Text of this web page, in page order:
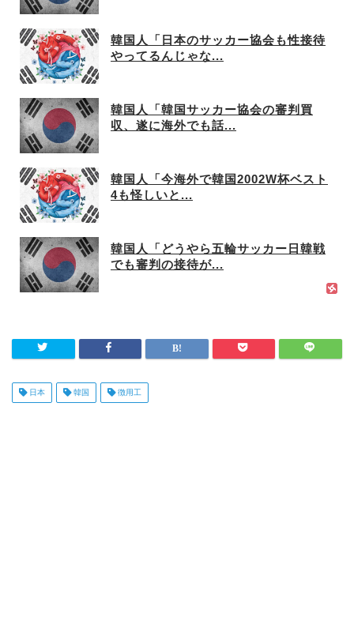
韓国人「日本のサッカー協会も性接待
やってるんじゃな...
韓国人「韓国サッカー協会の審判買
収、遂に海外でも話...
韓国人「今海外で韓国2002W杯ベスト
4も怪しいと...
韓国人「どうやら五輪サッカー日韓戦
でも審判の接待が...
日本 韓国 徴用工